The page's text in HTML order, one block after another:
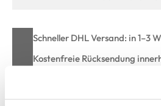
Schneller DHL Versand: in 1–3
Kostenfreie Rücksendung
Kostenlose Filiallieferung in